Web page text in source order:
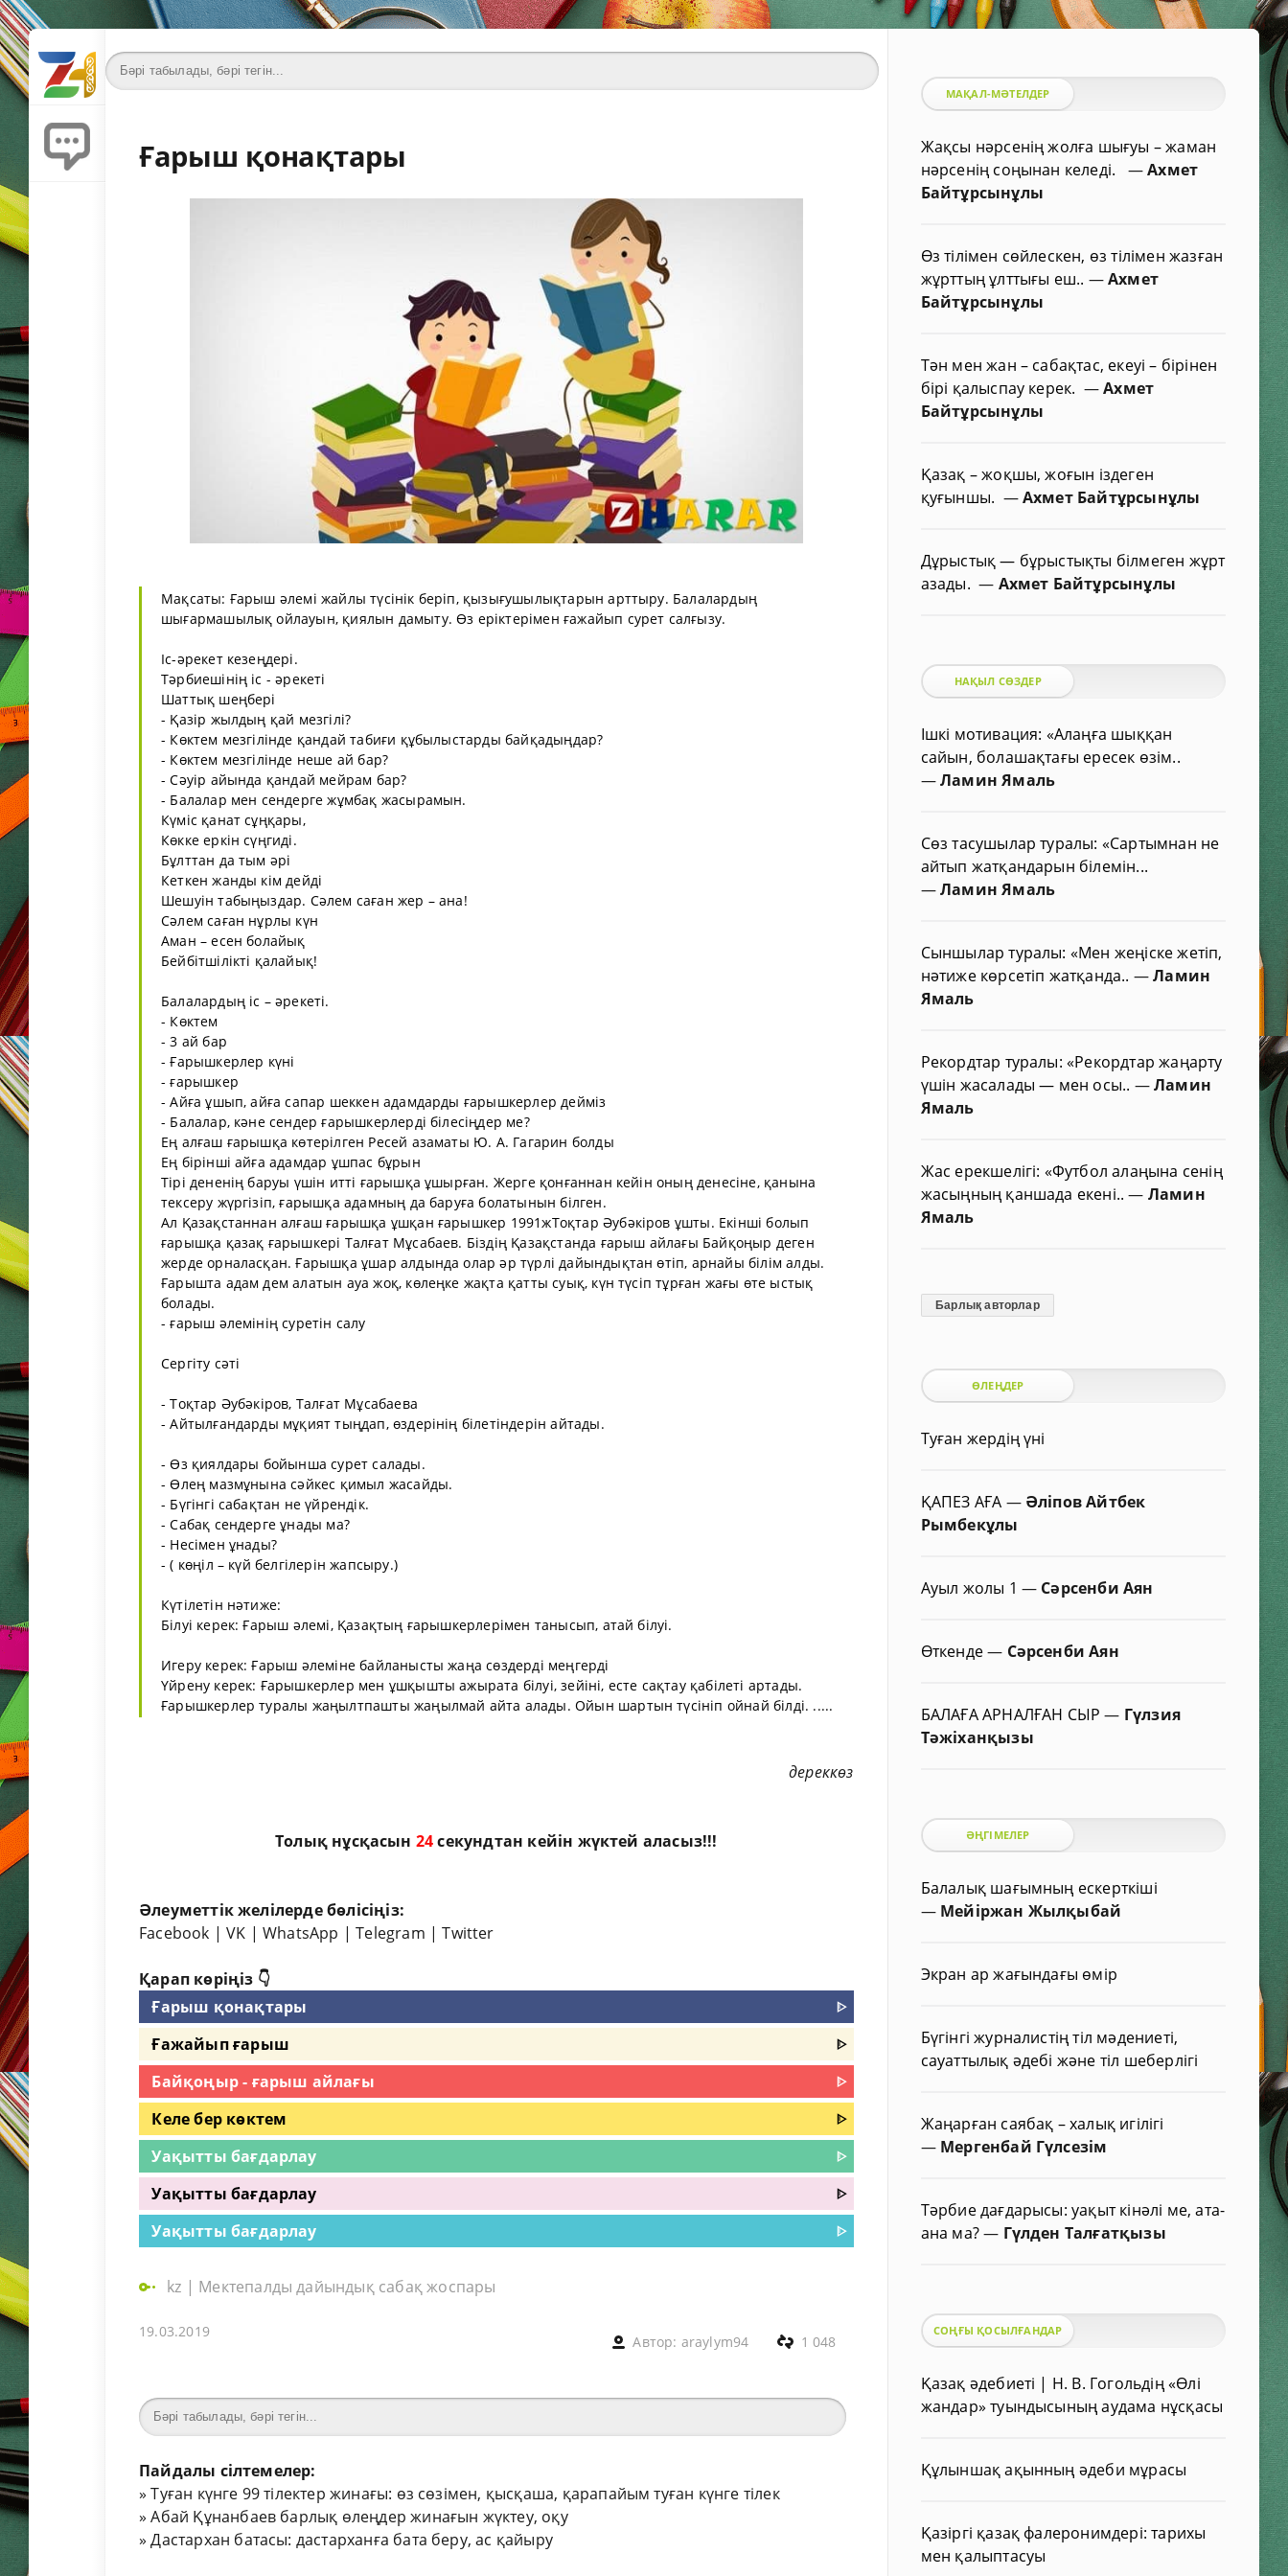
Ғарыш қонақтары
Мақсаты: Ғарыш әлемі жайлы түсінік беріп, қызығушылықтарын арттыру. Балалардың
шығармашылық ойлауын, қиялын дамыту. Өз еріктерімен ғажайып сурет салғызу.
Іс-әрекет кезеңдері.
Тәрбиешінің іс - әрекеті
Шаттық шеңбері
- Қазір жылдың қай мезгілі?
- Көктем мезгілінде қандай табиғи құбылыстарды байқадыңдар?
- Көктем мезгілінде неше ай бар?
- Сәуір айында қандай мейрам бар?
- Балалар мен сендерге жұмбақ жасырамын.
Күміс қанат сұңқары,
Көкке еркін сүңгиді.
Бұлттан да тым әрі
Кеткен жанды кім дейді
Шешуін табыңыздар. Сәлем саған жер – ана!
Сәлем саған нұрлы күн
Аман – есен болайық
Бейбітшілікті қалайық!
Балалардың іс – әрекеті.
- Көктем
- 3 ай бар
- Ғарышкерлер күні
- ғарышкер
- Айға ұшып, айға сапар шеккен адамдарды ғарышкерлер дейміз
- Балалар, кәне сендер ғарышкерлерді білесіңдер ме?
Ең алғаш ғарышқа көтерілген Ресей азаматы Ю. А. Гагарин болды
Ең бірінші айға адамдар ұшпас бұрын
Тірі дененің баруы үшін итті ғарышқа ұшырған. Жерге қонғаннан кейін оның денесіне, қанына
тексеру жүргізіп, ғарышқа адамның да баруға болатынын білген.
Ал Қазақстаннан алғаш ғарышқа ұшқан ғарышкер 1991жТоқтар Әубәкіров ұшты. Екінші болып
ғарышқа қазақ ғарышкері Талғат Мұсабаев. Біздің Қазақстанда ғарыш айлағы Байқоңыр деген
жерде орналасқан. Ғарышқа ұшар алдында олар әр түрлі дайындықтан өтіп, арнайы білім алды.
Ғарышта адам дем алатын ауа жоқ, көлеңке жақта қатты суық, күн түсіп тұрған жағы өте ыстық
болады.
- ғарыш әлемінің суретін салу
Сергіту сәті
- Тоқтар Әубәкіров, Талғат Мұсабаева
- Айтылғандарды мұқият тыңдап, өздерінің білетіндерін айтады.
- Өз қиялдары бойынша сурет салады.
- Өлең мазмұнына сәйкес қимыл жасайды.
- Бүгінгі сабақтан не үйрендік.
- Сабақ сендерге ұнады ма?
- Несімен ұнады?
- ( көңіл – күй белгілерін жапсыру.)
Күтілетін нәтиже:
Білуі керек: Ғарыш әлемі, Қазақтың ғарышкерлерімен танысып, атай білуі.
Игеру керек: Ғарыш әлеміне байланысты жаңа сөздерді меңгерді
Үйрену керек: Ғарышкерлер мен ұшқышты ажырата білуі, зейіні, есте сақтау қабілеті артады.
Ғарышкерлер туралы жаңылтпашты жаңылмай айта алады. Ойын шартын түсініп ойнай білді. .....
дереккөз
Толық нұсқасын 22секундтан кейін жүктей аласыз!!!
Әлеуметтік желілерде бөлісіңіз:
Facebook |VK |WhatsApp |Telegram |Twitter
Қарап көріңіз 👇
Ғарыш қонақтары
ᐈ
Ғажайып ғарыш
ᐈ
Байқоңыр - ғарыш айлағы
ᐈ
Келе бер көктем
ᐈ
Уақытты бағдарлау
ᐈ
Уақытты бағдарлау
ᐈ
Уақытты бағдарлау
ᐈ
kz | Мектепалды дайындық сабақ жоспары
19.03.2019
Автор: araylym94 1 048
Пайдалы сілтемелер:
»Туған күнге 99 тілектер жинағы: өз сөзімен, қысқаша, қарапайым туған күнге тілек
»Абай Құнанбаев барлық өлеңдер жинағын жүктеу, оқу
»Дастархан батасы: дастарханға бата беру, ас қайыру
МАҚАЛ-МӘТЕЛДЕР
Жақсы нәрсенің жолға шығуы – жаман
нәрсенің соңынан келеді. —Ахмет
Байтұрсынұлы
Өз тілімен сөйлескен, өз тілімен жазған
жұрттың ұлттығы еш.. —Ахмет
Байтұрсынұлы
Тән мен жан – сабақтас, екеуі – бірінен
бірі қалыспау керек. —Ахмет
Байтұрсынұлы
Қазақ – жоқшы, жоғын іздеген
қуғыншы. —Ахмет Байтұрсынұлы
Дұрыстық — бұрыстықты білмеген жұрт
азады.— Ахмет Байтұрсынұлы
НАҚЫЛ СӨЗДЕР
Ішкі мотивация: «Алаңға шыққан
сайын, болашақтағы ересек өзім..
—Ламин Ямаль
Сөз тасушылар туралы: «Сартымнан не
айтып жатқандарын білемін...
—Ламин Ямаль
Сыншылар туралы: «Мен жеңіске жетіп,
нәтиже көрсетіп жатқанда.. —Ламин
Ямаль
Рекордтар туралы: «Рекордтар жаңарту
үшін жасалады — мен осы.. —Ламин
Ямаль
Жас ерекшелігі: «Футбол алаңына сенің
жасыңның қаншада екені..— Ламин
Ямаль
Барлық авторлар
ӨЛЕҢДЕР
Туған жердің үні
ҚАПЕЗ АҒА — Әліпов Айтбек
Рымбекұлы
Ауыл жолы 1 — Сәрсенби Аян
Өткенде— Сәрсенби Аян
БАЛАҒА АРНАЛҒАН СЫР— Гүлзия
Тәжіханқызы
ӘҢГІМЕЛЕР
Балалық шағымның ескерткіші
— Мейіржан Жылқыбай
Экран ар жағындағы өмір
Бүгінгі журналистің тіл мәдениеті,
сауаттылық әдебі және тіл шеберлігі
Жаңарған саябақ – халық игілігі
— Мергенбай Гүлсезім
Тәрбие дағдарысы: уақыт кінәлі ме, ата-
ана ма?— Гүлден Талғатқызы
СОҢҒЫ ҚОСЫЛҒАНДАР
Қазақ әдебиеті | Н. В. Гогольдің «Өлі
жандар» туындысының аудама нұсқасы
Құлыншақ ақынның әдеби мұрасы
Қазіргі қазақ фалеронимдері: тарихы
мен қалыптасуы